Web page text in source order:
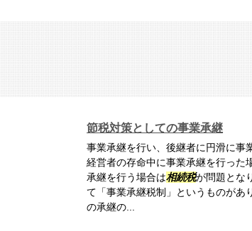
節税対策としての事業承継
事業承継を行い、後継者に円滑に事
経営者の存命中に事業承継を行った
承継を行う場合は相続税が問題とな
て「事業承継税制」というものがあ
の承継の...